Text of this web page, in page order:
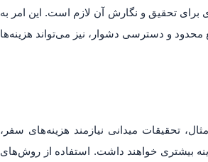
برای تحقیق و نگارش آن لازم است. این امر به
و دسترسی دشوار، نیز می‌تواند هزینه‌ها
تحقیقات میدانی نیازمند هزینه‌های سفر،
بیشتری خواهند داشت. استفاده از روش‌های